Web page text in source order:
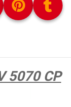
5070 CP